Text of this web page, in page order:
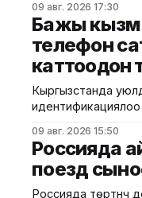
тартипти сактоону
иштерине
чараларды өткөрүшүүдө. Шаардык
маалыматына
милиция
катар түнкү жана
алардын ээлери,
кызматкерлери
09 авг. 2026 17:30
Бажы
телефон
каттоодон
Кыргызстанда
байланыштуу
смартфон сатып
киргизилгенине
09 авг. 2026 15:50
Россияда
поезд
Россияда